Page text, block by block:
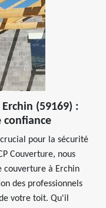
(59169) :
confiance
pour la sécurité
Couverture, nous
couverture à Erchin
des professionnels
votre toit. Qu'il